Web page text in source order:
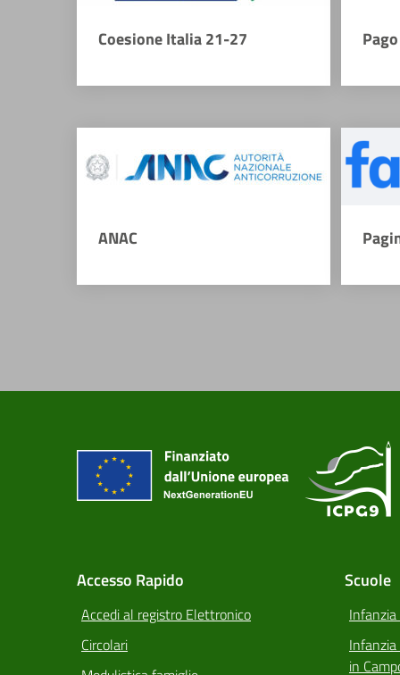
Coesione Italia 21-27
ANAC
Accesso Rapido
Accedi al registro Elettronico
Circolari
Scuole
in